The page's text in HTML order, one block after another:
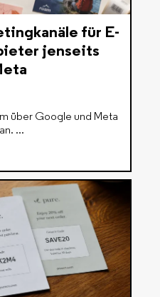
für E-
jenseits
über Google und Meta